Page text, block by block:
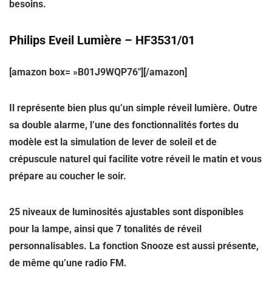
besoins.
Philips Eveil Lumière – HF3531/01
[amazon box= »B01J9WQP76″][/amazon]
Il représente bien plus qu’un simple réveil lumière. Outre
sa double alarme, l’une des fonctionnalités fortes du
modèle est la simulation de lever de soleil et de
crépuscule naturel qui facilite votre réveil le matin et vous
prépare au coucher le soir.
25 niveaux de luminosités ajustables sont disponibles
pour la lampe, ainsi que 7 tonalités de réveil
personnalisables. La fonction Snooze est aussi présente,
de même qu’une radio FM.